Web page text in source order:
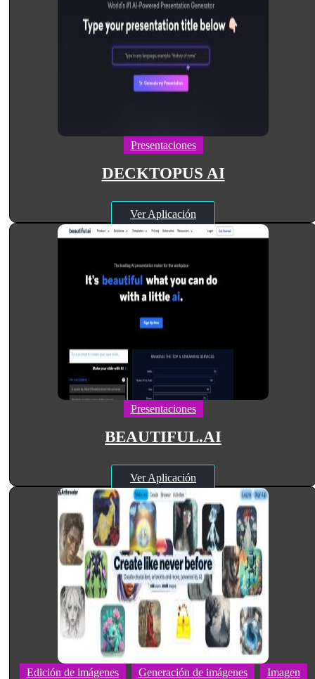
Presentaciones
DECKTOPUS AI
Ver Aplicación
Presentaciones
BEAUTIFUL.AI
Ver Aplicación
Edición de imágenes Generación de imágenes Imagen